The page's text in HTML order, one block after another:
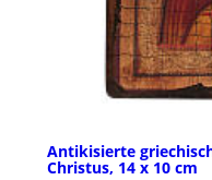
Antikisierte
Christus, 14 x 10 cm